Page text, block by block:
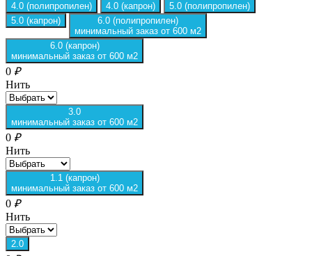
4.0 (полипропилен)
4.0 (капрон)
5.0 (полипропилен)
5.0 (капрон)
6.0 (полипропилен)
минимальный заказ от 600 м2
6.0 (капрон)
минимальный заказ от 600 м2
0 ₽
Нить
3.0
минимальный заказ от 600 м2
0 ₽
Нить
1.1 (капрон)
минимальный заказ от 600 м2
0 ₽
Нить
2.0